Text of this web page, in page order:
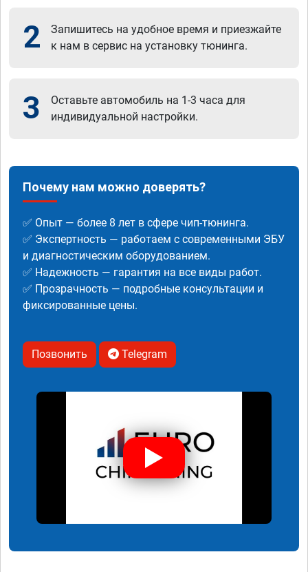
2
Запишитесь на удобное время и приезжайте
к нам в сервис на установку тюнинга.
3
Оставьте автомобиль на 1-3 часа для
индивидуальной настройки.
Почему нам можно доверять?
✅ Опыт — более 8 лет в сфере чип-тюнинга.
✅ Экспертность — работаем с современными ЭБУ
и диагностическим оборудованием.
✅ Надежность — гарантия на все виды работ.
✅ Прозрачность — подробные консультации и
фиксированные цены.
Позвонить Telegram